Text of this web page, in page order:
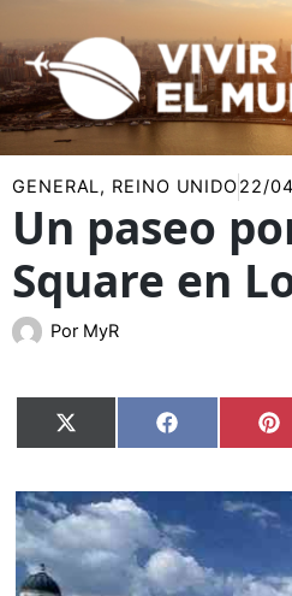
al
contenido
GENERAL, REINO UNIDO22/
Un paseo
Square en
Por MyR
Compartir
en
X
(Twitter)
Compartir
en
Facebook